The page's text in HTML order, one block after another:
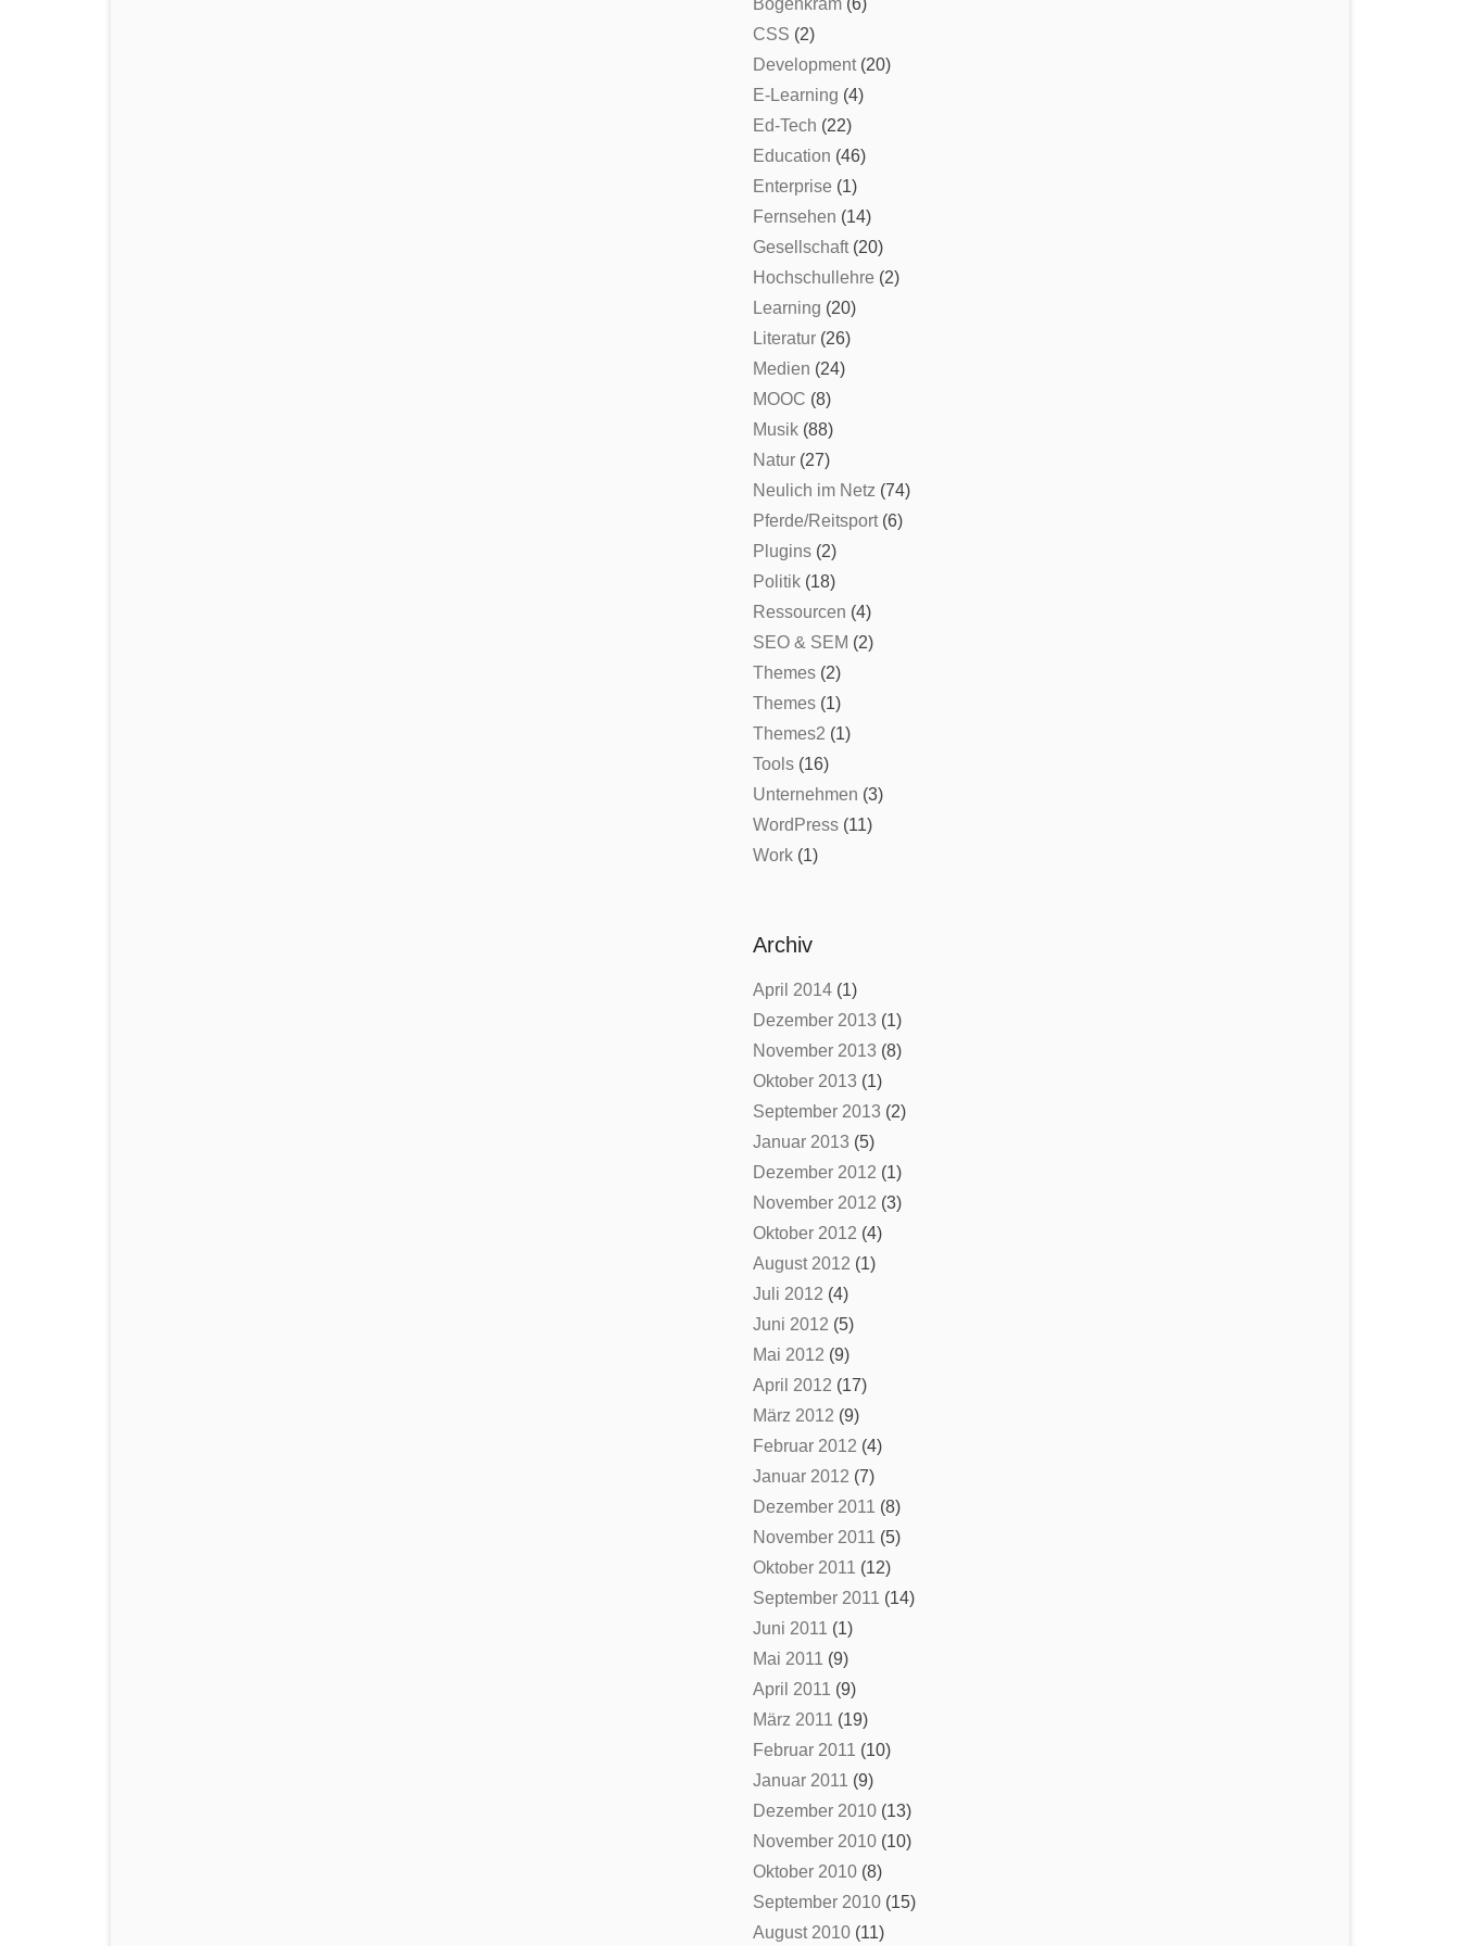
Bogenkram(6)
CSS (2)
Development(20)
E-Learning (4)
Ed-Tech (22)
Education (46)
Enterprise (1)
Fernsehen (14)
Gesellschaft(20)
Hochschullehre (2)
Learning (20)
Literatur(26)
Medien (24)
MOOC (8)
Musik(88)
Natur(27)
Neulich im Netz (74)
Pferde/Reitsport(6)
Plugins(2)
Politik(18)
Ressourcen (4)
SEO & SEM (2)
Themes(2)
Themes(1)
Themes2 (1)
Tools(16)
Unternehmen (3)
WordPress(11)
Work(1)
Archiv
April 2014(1)
Dezember 2013 (1)
November 2013 (8)
Oktober 2013 (1)
September 2013 (2)
Januar 2013 (5)
Dezember 2012 (1)
November 2012 (3)
Oktober 2012 (4)
August 2012 (1)
Juli 2012 (4)
Juni 2012 (5)
Mai 2012 (9)
April 2012 (17)
März 2012 (9)
Februar 2012 (4)
Januar 2012 (7)
Dezember 2011 (8)
November 2011 (5)
Oktober 2011 (12)
September 2011 (14)
Juni 2011 (1)
Mai 2011 (9)
April 2011 (9)
März 2011 (19)
Februar 2011 (10)
Januar 2011 (9)
Dezember 2010(13)
November 2010(10)
Oktober 2010(8)
September 2010(15)
August 2010(11)